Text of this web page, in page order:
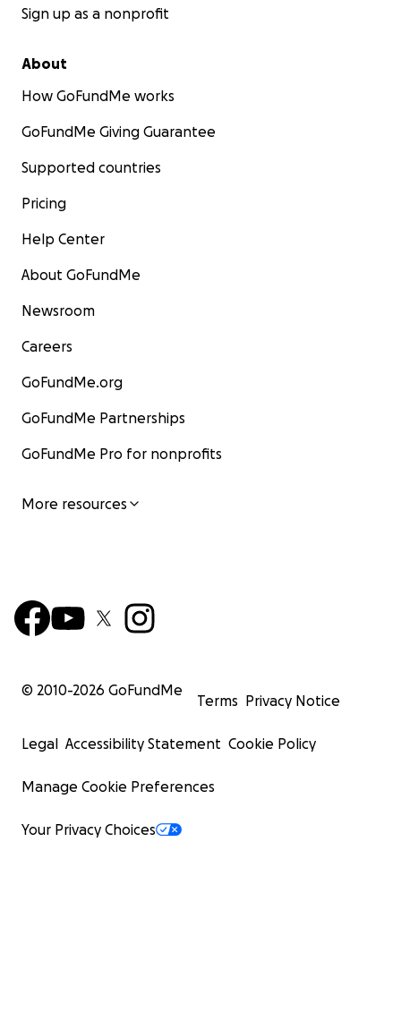
Sign up as a nonprofit
About
How GoFundMe works
GoFundMe Giving Guarantee
Supported countries
Pricing
Help Center
About GoFundMe
Newsroom
Careers
GoFundMe.org
GoFundMe Partnerships
GoFundMe Pro for nonprofits
More resources
© 2010-2026 GoFundMe
Terms Privacy Notice
Legal Accessibility Statement Cookie Policy
Manage Cookie Preferences
Your Privacy Choices